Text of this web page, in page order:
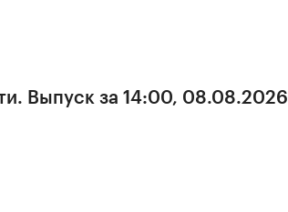
Выпуск за 14:00, 08.08.2026